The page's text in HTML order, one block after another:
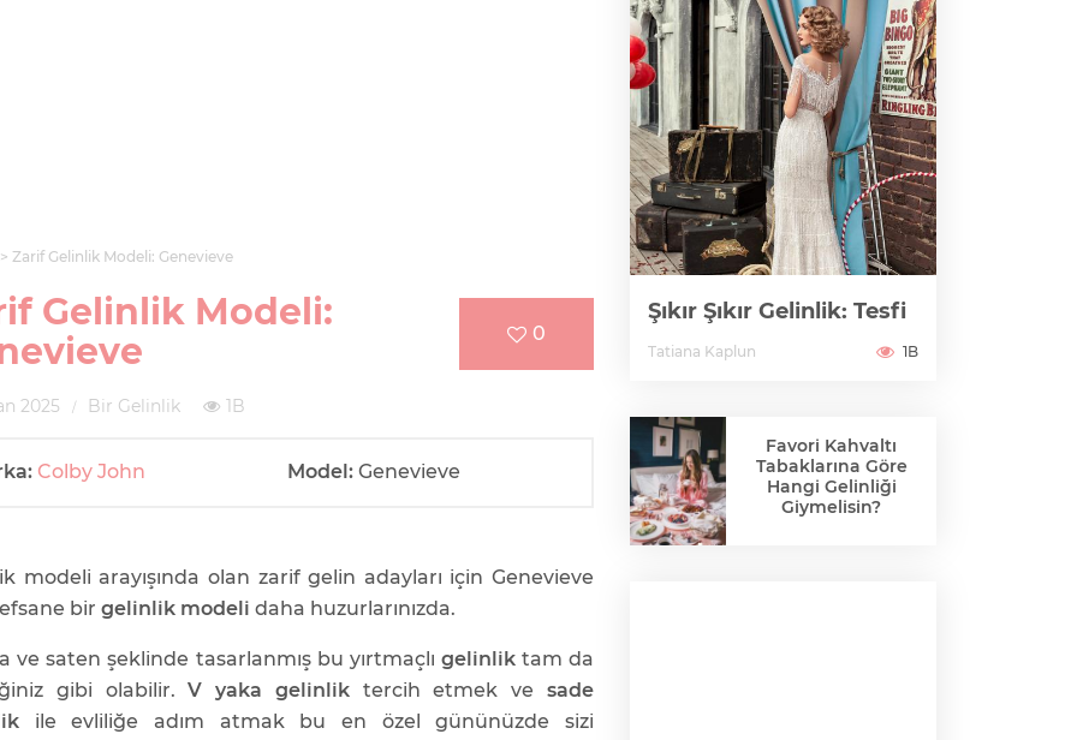
Zarif Gelinlik Modeli: Genevieve
Gelinlik Modeli:
0
2025 Bir Gelinlik 1B
Colby John Model: Genevieve
modeli arayışında olan zarif gelin adayları için Genevieve
bir gelinlik modeli daha huzurlarınızda.
ve saten şeklinde tasarlanmış bu yırtmaçlı gelinliktam da
gibi olabilir.V yaka gelinliktercih etmek vesade
ile evliliğe adım atmak bu en özel gününüzde sizi
Şıkır Şıkır Gelinlik: Tesfi
Tatiana Kaplun 1B
Favori Kahvaltı
Tabaklarına Göre
Hangi Gelinliği
Giymelisin?